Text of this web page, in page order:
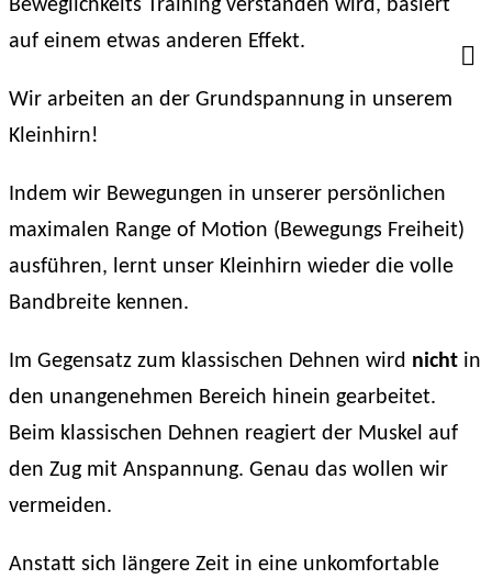
Beweglichkeits Training verstanden wird, basiert
auf einem etwas anderen Effekt.
Wir arbeiten an der Grundspannung in unserem
Kleinhirn!
Indem wir Bewegungen in unserer persönlichen
maximalen Range of Motion (Bewegungs Freiheit)
ausführen, lernt unser Kleinhirn wieder die volle
Bandbreite kennen.
Im Gegensatz zum klassischen Dehnen wird nicht in
den unangenehmen Bereich hinein gearbeitet.
Beim klassischen Dehnen reagiert der Muskel auf
den Zug mit Anspannung. Genau das wollen wir
vermeiden.
Anstatt sich längere Zeit in eine unkomfortable